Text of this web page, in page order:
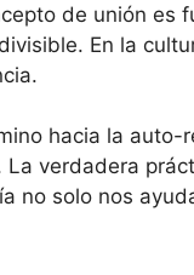
de unión es
En la
hacia la auto-
verdadera
no solo nos